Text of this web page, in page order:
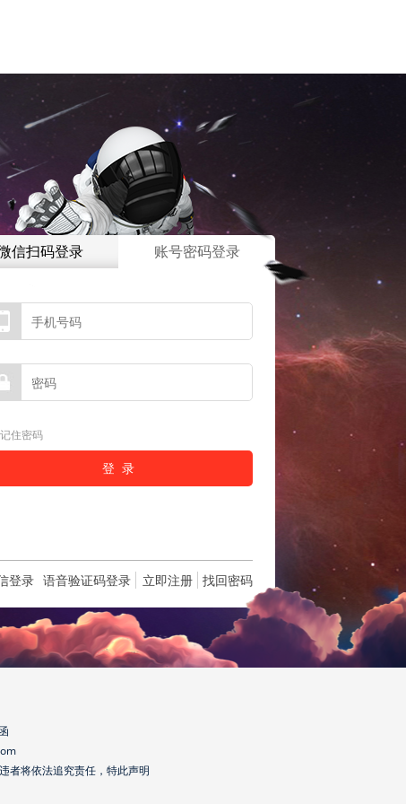
信扫码登录 账号密码登录
记住密码
登录 语音验证码登录 立即注册 找回密码
者将依法追究责任，特此声明